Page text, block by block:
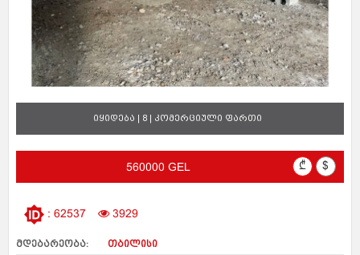
იყიდება | 8 | კომერციული ფართი
560000 GEL ₾ $
: 62537 3929
მდებარეობა:
თბილისი